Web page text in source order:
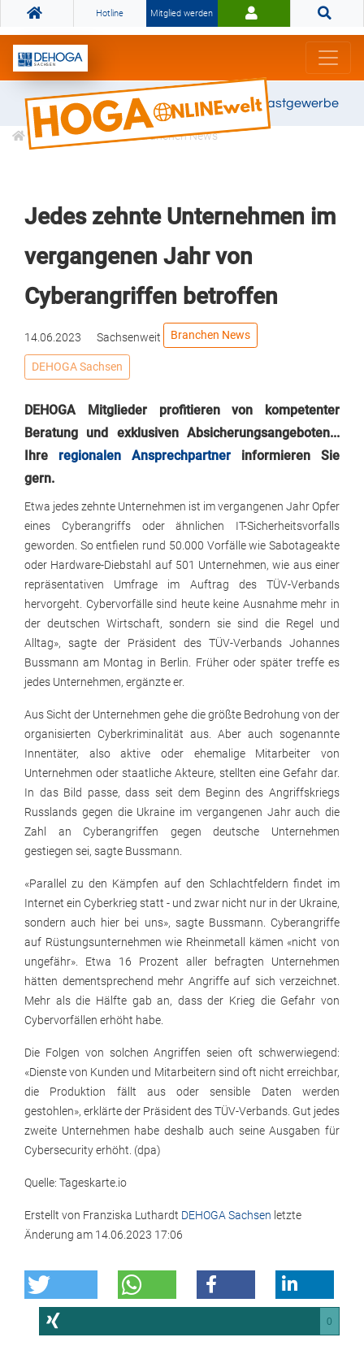
Hotline Mitglied werden
Gemeinsam stark für das Gastgewerbe
Informationen Branchen News
Jedes zehnte Unternehmen im
vergangenen Jahr von
Cyberangriffen betroffen
14.06.2023 Sachsenweit Branchen News
DEHOGA Sachsen
DEHOGA Mitglieder profitieren von kompetenter
Beratung und exklusiven Absicherungsangeboten...
Ihre regionalen Ansprechpartner informieren Sie
gern.
Etwa jedes zehnte Unternehmen ist im vergangenen Jahr Opfer
eines Cyberangriffs oder ähnlichen IT-Sicherheitsvorfalls
geworden. So entfielen rund 50.000 Vorfälle wie Sabotageakte
oder Hardware-Diebstahl auf 501 Unternehmen, wie aus einer
repräsentativen Umfrage im Auftrag des TÜV-Verbands
hervorgeht. Cybervorfälle sind heute keine Ausnahme mehr in
der deutschen Wirtschaft, sondern sie sind die Regel und
Alltag», sagte der Präsident des TÜV-Verbands Johannes
Bussmann am Montag in Berlin. Früher oder später treffe es
jedes Unternehmen, ergänzte er.
Aus Sicht der Unternehmen gehe die größte Bedrohung von der
organisierten Cyberkriminalität aus. Aber auch sogenannte
Innentäter, also aktive oder ehemalige Mitarbeiter von
Unternehmen oder staatliche Akteure, stellten eine Gefahr dar.
In das Bild passe, dass seit dem Beginn des Angriffskriegs
Russlands gegen die Ukraine im vergangenen Jahr auch die
Zahl an Cyberangriffen gegen deutsche Unternehmen
gestiegen sei, sagte Bussmann.
«Parallel zu den Kämpfen auf den Schlachtfeldern findet im
Internet ein Cyberkrieg statt - und zwar nicht nur in der Ukraine,
sondern auch hier bei uns», sagte Bussmann. Cyberangriffe
auf Rüstungsunternehmen wie Rheinmetall kämen «nicht von
ungefähr». Etwa 16 Prozent aller befragten Unternehmen
hätten dementsprechend mehr Angriffe auf sich verzeichnet.
Mehr als die Hälfte gab an, dass der Krieg die Gefahr von
Cybervorfällen erhöht habe.
Die Folgen von solchen Angriffen seien oft schwerwiegend:
«Dienste von Kunden und Mitarbeitern sind oft nicht erreichbar,
die Produktion fällt aus oder sensible Daten werden
gestohlen», erklärte der Präsident des TÜV-Verbands. Gut jedes
zweite Unternehmen habe deshalb auch seine Ausgaben für
Cybersecurity erhöht. (dpa)
Quelle: Tageskarte.io
Erstellt von Franziska Luthardt DEHOGA Sachsen letzte
Änderung am 14.06.2023 17:06
0